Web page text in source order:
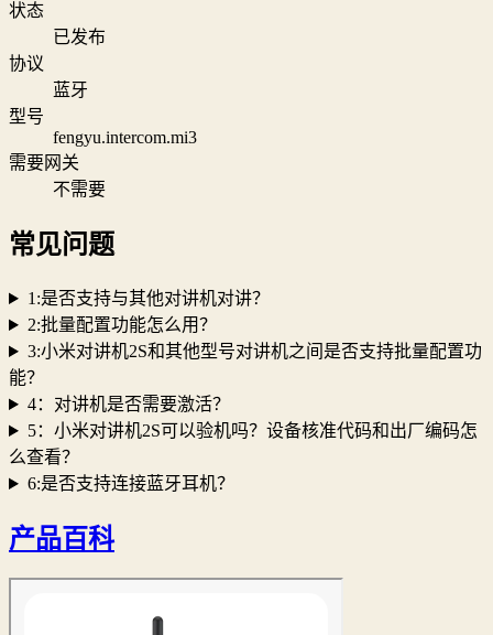
状态
已发布
协议
蓝牙
型号
fengyu.intercom.mi3
需要网关
不需要
常见问题
1:是否支持与其他对讲机对讲？
2:批量配置功能怎么用？
3:小米对讲机2S和其他型号对讲机之间是否支持批量配置功
能？
4：对讲机是否需要激活？
5：小米对讲机2S可以验机吗？设备核准代码和出厂编码怎
么查看？
6:是否支持连接蓝牙耳机？
产品百科